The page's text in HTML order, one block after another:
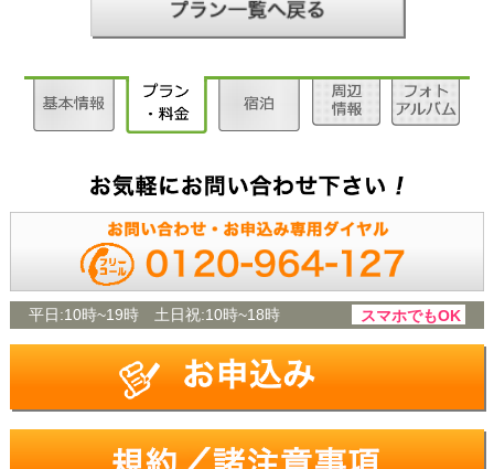
平日:10時~19時 土日祝:10時~18時 スマホでもOK